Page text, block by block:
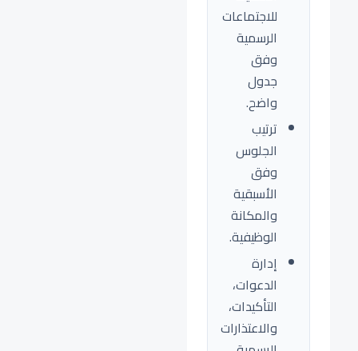
للاجتماعات
الرسمية
وفق
جدول
واضح.
ترتيب
الجلوس
وفق
الأسبقية
والمكانة
الوظيفية.
إدارة
الدعوات،
التأكيدات،
والاعتذارات